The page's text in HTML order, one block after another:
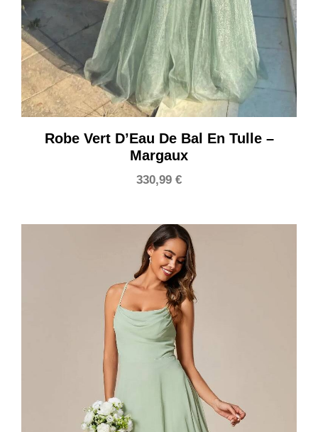
Robe Vert D’Eau De Bal En Tulle –
Margaux
330,99 €